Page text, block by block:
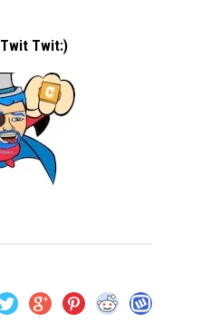
Twit Twit:)